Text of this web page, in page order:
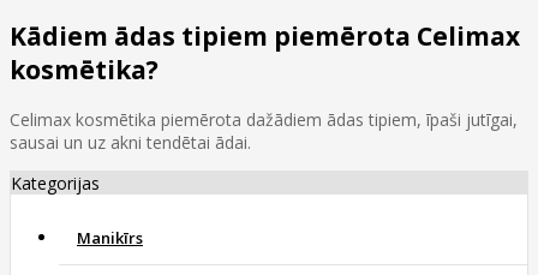
Kādiem ādas tipiem piemērota Celimax
kosmētika?
Celimax kosmētika piemērota dažādiem ādas tipiem, īpaši jutīgai,
sausai un uz akni tendētai ādai.
Kategorijas
Manikīrs